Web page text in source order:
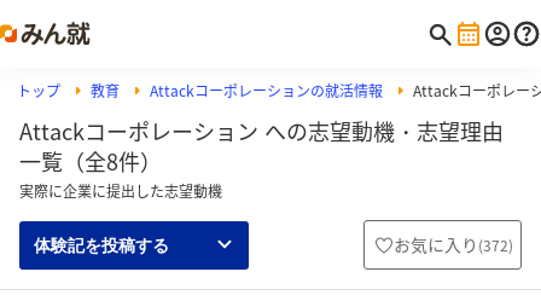
トップ 教育 Attackコーポレーションの就活情報 Attackコーポレー
Attackコーポレーション への志望動機・志望理由
一覧（全8件）
実際に企業に提出した志望動機
体験記を投稿する お気に入り (372)